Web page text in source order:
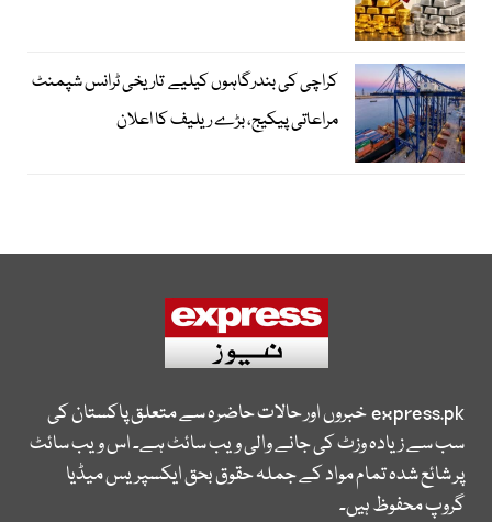
کراچی کی بندرگاہوں کیلیے تاریخی ٹرانس شپمنٹ
مراعاتی پیکیج، بڑے ریلیف کا اعلان
express.pkخبروں اور حالات حاضرہ سے متعلق پاکستان کی
سب سے زیادہ وزٹ کی جانے والی ویب سائٹ ہے۔ اس ویب سائٹ
پر شائع شدہ تمام مواد کے جملہ حقوق بحق ایکسپریس میڈیا
گروپ محفوظ ہیں۔